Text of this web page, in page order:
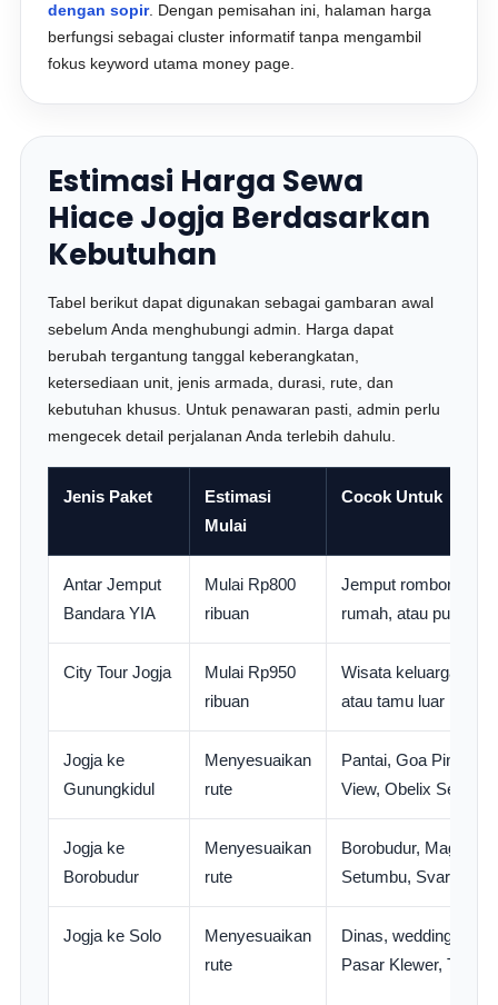
dengan sopir. Dengan pemisahan ini, halaman harga
berfungsi sebagai cluster informatif tanpa mengambil
fokus keyword utama money page.
Estimasi Harga Sewa
Hiace Jogja Berdasarkan
Kebutuhan
Tabel berikut dapat digunakan sebagai gambaran awal
sebelum Anda menghubungi admin. Harga dapat
berubah tergantung tanggal keberangkatan,
ketersediaan unit, jenis armada, durasi, rute, dan
kebutuhan khusus. Untuk penawaran pasti, admin perlu
mengecek detail perjalanan Anda terlebih dahulu.
Jenis Paket
Estimasi
Mulai
Cocok Untuk
Antar Jemput
Bandara YIA
Mulai Rp800
ribuan
Jemput rombongan
rumah, atau pusat
City Tour Jogja
Mulai Rp950
ribuan
Wisata keluarga,
atau tamu luar kota
Jogja ke
Gunungkidul
Menyesuaikan
rute
Pantai, Goa Pindul,
View, Obelix Sea
Jogja ke
Borobudur
Menyesuaikan
rute
Borobudur,
Setumbu,
Jogja ke Solo
Menyesuaikan
rute
Dinas, wedding,
Pasar Klewer,